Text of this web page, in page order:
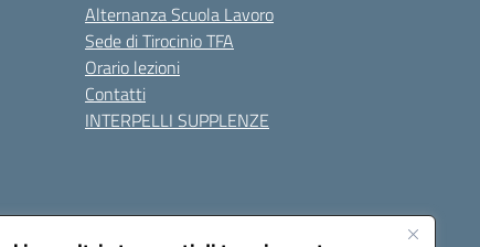
Alternanza Scuola Lavoro
Sede di Tirocinio TFA
Orario lezioni
Contatti
INTERPELLI SUPPLENZE